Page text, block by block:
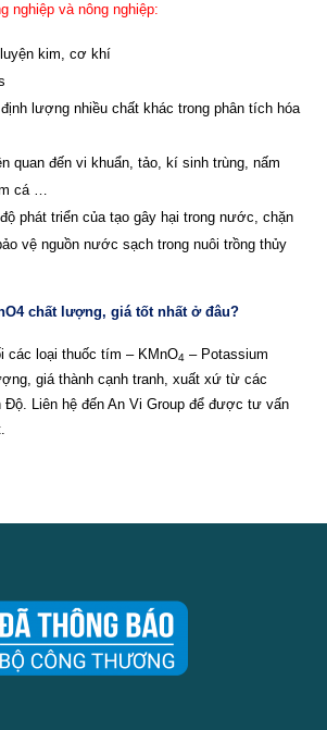
nghiệp và nông nghiệp:
kim, cơ khí
lượng nhiều chất khác trong phân tích hóa
quan đến vi khuẩn, tảo, kí sinh trùng, nấm
cá …
phát triển của tạo gây hại trong nước, chặn
vệ nguồn nước sạch trong nuôi trồng thủy
chất lượng, giá tốt nhất ở đâu?
các loại thuốc tím – KMnO4 – Potassium
giá thành cạnh tranh, xuất xứ từ các
Liên hệ đến An Vi Group để được tư vấn